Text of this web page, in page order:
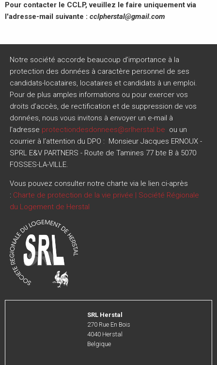
Pour contacter le CCLP, veuillez le faire uniquement via
l'adresse-mail suivante : cclpherstal@gmail.com
Notre société accorde beaucoup d’importance à la
protection des données à caractère personnel de ses
candidats-locataires, locataires et candidats à un emploi.
Pour de plus amples informations ou pour exercer vos
droits d’accès, de rectification et de suppression de vos
données, nous vous invitons à envoyer un e-mail à
l’adresse protectiondesdonnees@srlherstal.be ou un
courrier à l’attention du DPO : Monsieur Jacques ERNOUX -
SPRL E&V PARTNERS - Route de Tamines 77 bte B à 5070
FOSSES-LA-VILLE.
Vous pouvez consulter notre charte via le lien ci-après
: Charte de protection de la vie privée | Société Régionale
du Logement de Herstal
Image
Address
SRL Herstal
270 Rue En Bois
4040 Herstal
Belgique